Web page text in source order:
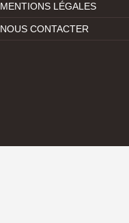
MENTIONS LÉGALES
NOUS CONTACTER